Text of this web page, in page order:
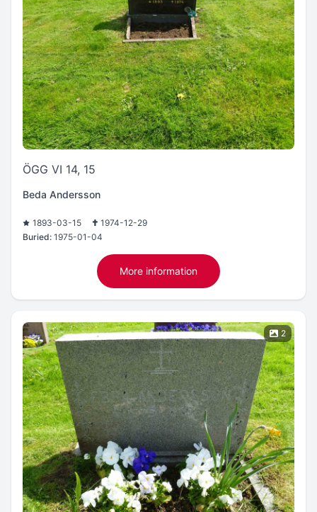
ÖGG VI 14, 15
Beda Andersson
1893-03-15
1974-12-29
Buried: 1975-01-04
More information
2